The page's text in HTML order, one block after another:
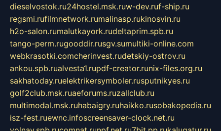
dieselvostok.ru24hostel.msk.ruw-dev.ruf-ship.ru
regsmi.rufilmnetwork.rumalinasp.rukinosvin.ru
h2o-salon.rumalutkayork.rudeltaprim.spb.ru
tango-perm.rugooddir.rusgv.sumultiki-online.com
webkrasotki.comcherinvest.rudetskiy-ostrov.ru
ankou.spb.rualvesta1.rupdf-creator.runix-files.org.ru
sakhatoday.ruelektrikersymboler.rusputnikyes.ru
golf2club.msk.ruaeforums.ruzallclub.ru
multimodal.msk.ruhabaigry.ruhaikko.rusobakopedia.ru
isz-fest.ruewnc.infoscreensaver-clock.net.ru